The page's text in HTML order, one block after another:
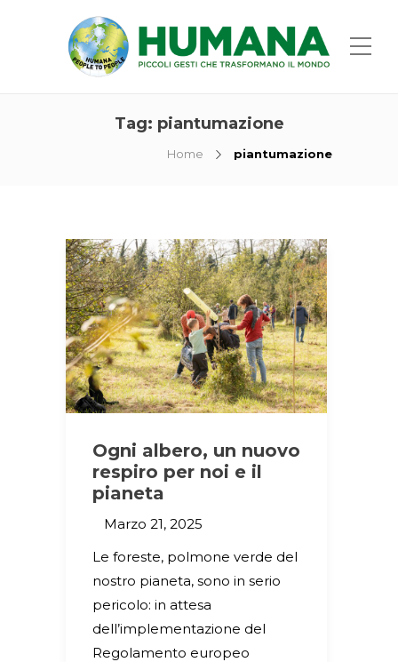
Tag: piantumazione
Home piantumazione
Ogni albero, un nuovo
respiro per noi e il
pianeta
Marzo 21, 2025
Le foreste, polmone verde del
nostro pianeta, sono in serio
pericolo: in attesa
dell’implementazione del
Regolamento europeo